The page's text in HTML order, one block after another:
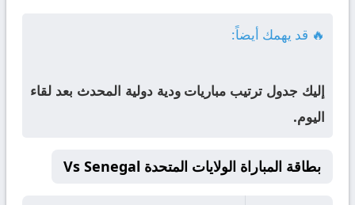
🔥 قد يهمك أيضاً:
إليك جدول ترتيب مباريات ودية دولية المحدث بعد لقاء
اليوم.
بطاقة المباراة الولايات المتحدة Vs Senegal